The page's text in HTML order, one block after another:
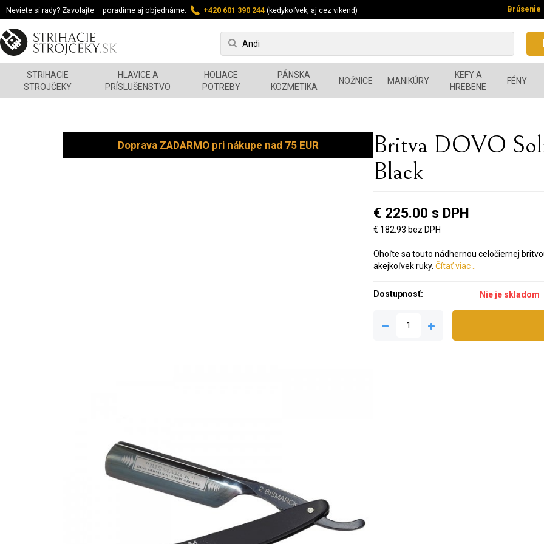
Neviete si rady? Zavolajte – poradíme aj objednáme: +420 601 390 244 (kedykoľvek, aj cez víkend) Brúsenie
STRIHACIE
STROJČEKY
HLAVICE A
PRÍSLUŠENSTVO
HOLIACE
POTREBY
PÁNSKA
KOZMETIKA
NOŽNICE MANIKÚRY
KEFY A
HREBENE
FÉNY
Doprava ZADARMO pri nákupe nad 75 EUR
Britva DOVO
Black
€ 225.00 s DPH
€ 182.93 bez DPH
Ohoľte sa touto nádhernou celočiernej
akejkoľvek ruky.Čítať viac ..
Dostupnosť: Nie je skladom